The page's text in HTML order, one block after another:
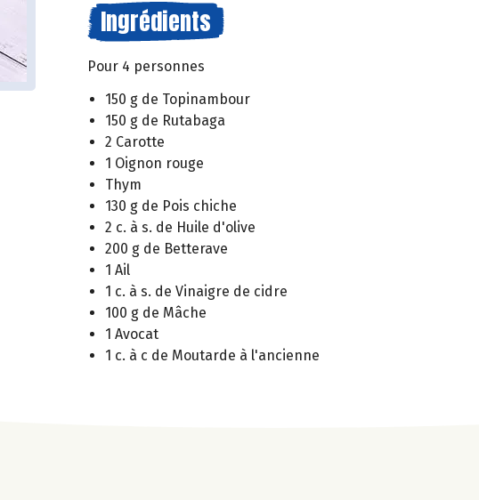
Ingrédients
Pour 4 personnes
150 g de Topinambour
150 g de Rutabaga
2 Carotte
1 Oignon rouge
Thym
130 g de Pois chiche
2 c. à s. de Huile d'olive
200 g de Betterave
1 Ail
1 c. à s. de Vinaigre de cidre
100 g de Mâche
1 Avocat
1 c. à c de Moutarde à l'ancienne